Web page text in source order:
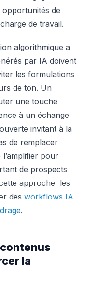
de
de travail.
algorithmique a
par IA doivent
les formulations
de ton. Un
une touche
à un échange
invitant à la
de remplacer
l’amplifier pour
de prospects
approche, les
des workflows IA
.
la